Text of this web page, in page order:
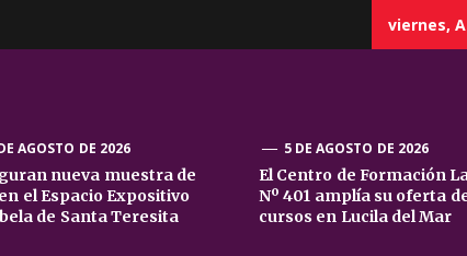
viernes,
AGOSTO DE 2026
nueva muestra de
el Espacio Expositivo
de Santa Teresita
5 DE AGOSTO DE 2026
El Centro de Formación
Nº 401 amplía su oferta
cursos en Lucila del Mar